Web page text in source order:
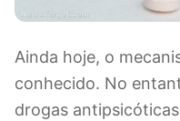
Ainda hoje, o
conhecido. No
drogas